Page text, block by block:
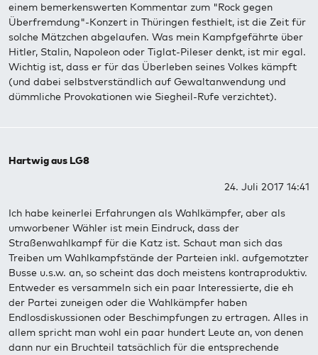
einem bemerkenswerten Kommentar zum "Rock gegen
Überfremdung"-Konzert in Thüringen festhielt, ist die Zeit für
solche Mätzchen abgelaufen. Was mein Kampfgefährte über
Hitler, Stalin, Napoleon oder Tiglat-Pileser denkt, ist mir egal.
Wichtig ist, dass er für das Überleben seines Volkes kämpft
(und dabei selbstverständlich auf Gewaltanwendung und
dümmliche Provokationen wie Siegheil-Rufe verzichtet).
Hartwig aus LG8
24. Juli 2017 14:41
Ich habe keinerlei Erfahrungen als Wahlkämpfer, aber als
umworbener Wähler ist mein Eindruck, dass der
Straßenwahlkampf für die Katz ist. Schaut man sich das
Treiben um Wahlkampfstände der Parteien inkl. aufgemotzter
Busse u.s.w. an, so scheint das doch meistens kontraproduktiv.
Entweder es versammeln sich ein paar Interessierte, die eh
der Partei zuneigen oder die Wahlkämpfer haben
Endlosdiskussionen oder Beschimpfungen zu ertragen. Alles in
allem spricht man wohl ein paar hundert Leute an, von denen
dann nur ein Bruchteil tatsächlich für die entsprechende